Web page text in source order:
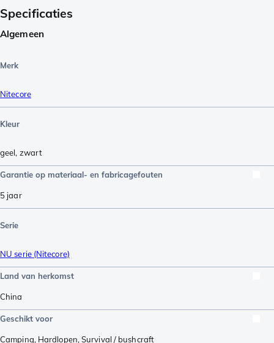
Specificaties
Algemeen
Merk
Nitecore
Kleur
geel, zwart
Garantie op materiaal- en fabricagefouten
5 jaar
Serie
NU serie (Nitecore)
Land van herkomst
China
Geschikt voor
Camping, Hardlopen,Survival / bushcraft